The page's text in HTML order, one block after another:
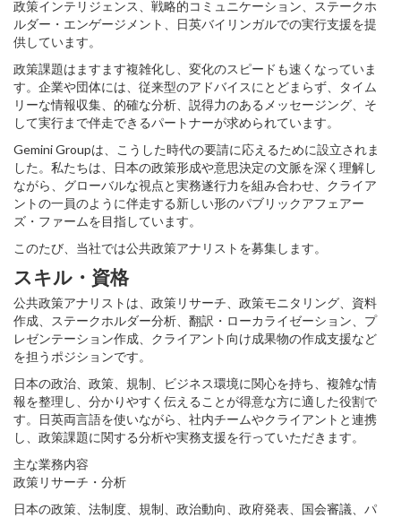
政策インテリジェンス、戦略的コミュニケーション、ステークホ
ルダー・エンゲージメント、日英バイリンガルでの実行支援を提
供しています。
政策課題はますます複雑化し、変化のスピードも速くなっていま
す。企業や団体には、従来型のアドバイスにとどまらず、タイム
リーな情報収集、的確な分析、説得力のあるメッセージング、そ
して実行まで伴走できるパートナーが求められています。
Gemini Groupは、こうした時代の要請に応えるために設立されま
した。私たちは、日本の政策形成や意思決定の文脈を深く理解し
ながら、グローバルな視点と実務遂行力を組み合わせ、クライア
ントの一員のように伴走する新しい形のパブリックアフェアー
ズ・ファームを目指しています。
このたび、当社では公共政策アナリストを募集します。
スキル・資格
公共政策アナリストは、政策リサーチ、政策モニタリング、資料
作成、ステークホルダー分析、翻訳・ローカライゼーション、プ
レゼンテーション作成、クライアント向け成果物の作成支援など
を担うポジションです。
日本の政治、政策、規制、ビジネス環境に関心を持ち、複雑な情
報を整理し、分かりやすく伝えることが得意な方に適した役割で
す。日英両言語を使いながら、社内チームやクライアントと連携
し、政策課題に関する分析や実務支援を行っていただきます。
主な業務内容
政策リサーチ・分析
日本の政策、法制度、規制、政治動向、政府発表、国会審議、パ